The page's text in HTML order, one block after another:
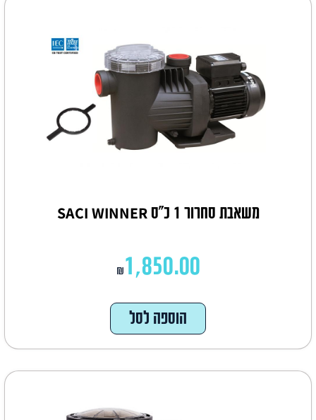
משאבת סחרור 1 כ"ס SACI WINNER
₪ 1,850.00
הוספה לסל